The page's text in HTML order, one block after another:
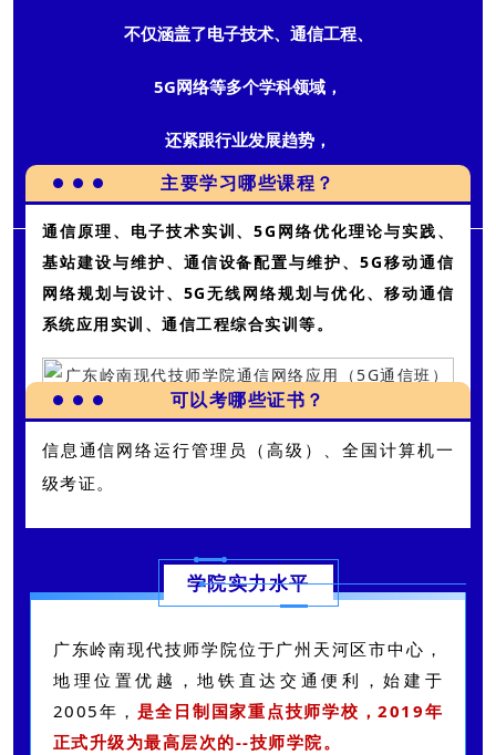
不仅涵盖了电子技术、通信工程、
5G网络等多个学科领域，
还紧跟行业发展趋势，
为学生提供了全面的知识和技能培训。
主要学习哪些课程？
通信原理、电子技术实训、5G网络优化理论与实践、
基站建设与维护、通信设备配置与维护、5G移动通信
网络规划与设计、5G无线网络规划与优化、移动通信
系统应用实训、通信工程综合实训等。
可以考哪些证书？
信息通信网络运行管理员（高级）、全国计算机一
级考证。
学院实力水平
广东岭南现代技师学院位于广州天河区市中心，
地理位置优越，地铁直达交通便利，始建于
2005年， 是全日制国家重点技师学校，2019年
正式升级为最高层次的--技师学院。